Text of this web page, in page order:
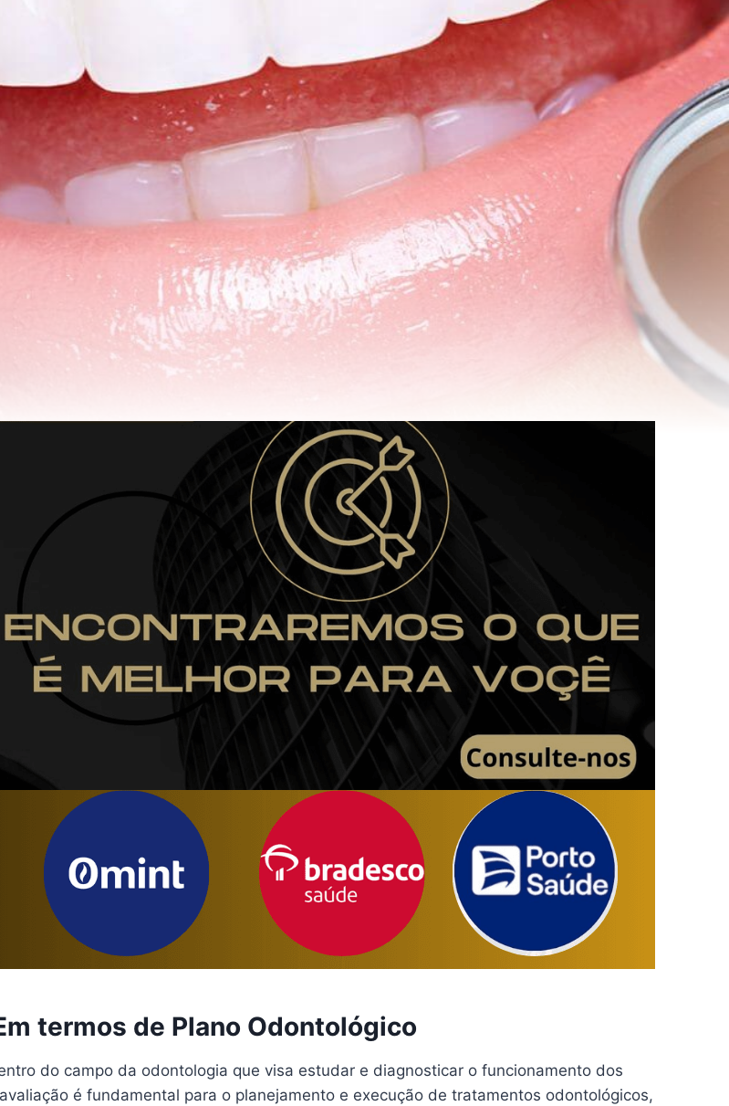
termos de Plano Odontológico
do campo da odontologia que visa estudar e diagnosticar o funcionamento dos
é fundamental para o planejamento e execução de tratamentos odontológicos,